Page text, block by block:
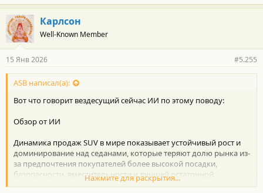
Карлсон
Well-Known Member
15 Янв 2026 #5.255
ASB написал(а):
Вот что говорит вездесущий сейчас ИИ по этому поводу:
Обзор от ИИ
Динамика продаж SUV в мире показывает устойчивый рост и
доминирование над седанами, которые теряют долю рынка из-
за предпочтения покупателей более высокой посадки,
безопасности, вместительности и лучшей остаточной
стоимости SUV.
Нажмите для раскрытия...